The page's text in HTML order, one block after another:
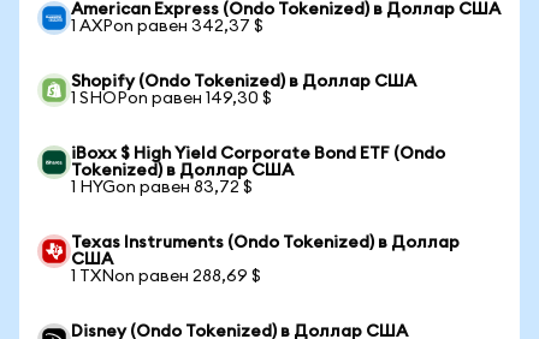
American Express (Ondo Tokenized) в Доллар США
1 AXPon равен 342,37 $
Shopify (Ondo Tokenized) в Доллар США
1 SHOPon равен 149,30 $
iBoxx $ High Yield Corporate Bond ETF (Ondo
Tokenized) в Доллар США
1 HYGon равен 83,72 $
Texas Instruments (Ondo Tokenized) в Доллар
США
1 TXNon равен 288,69 $
Disney (Ondo Tokenized) в Доллар США